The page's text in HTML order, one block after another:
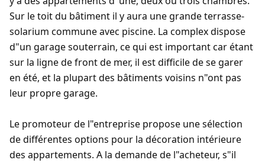
Sur le toit du bâtiment il y aura une grande terrasse-
solarium commune avec piscine. La complex dispose
d"un garage souterrain, ce qui est important car étant
sur la ligne de front de mer, il est difficile de se garer
en été, et la plupart des bâtiments voisins n"ont pas
leur propre garage.
Le promoteur de l"entreprise propose une sélection
de différentes options pour la décoration intérieure
des appartements. A la demande de l"acheteur, s"il